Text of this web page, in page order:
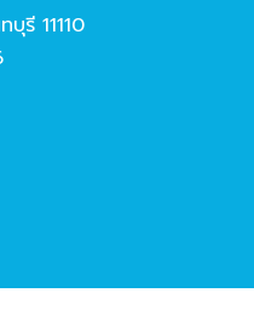
รี 11110